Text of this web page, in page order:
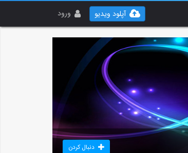
ورود آپلود ویدیو
دنبال کردن